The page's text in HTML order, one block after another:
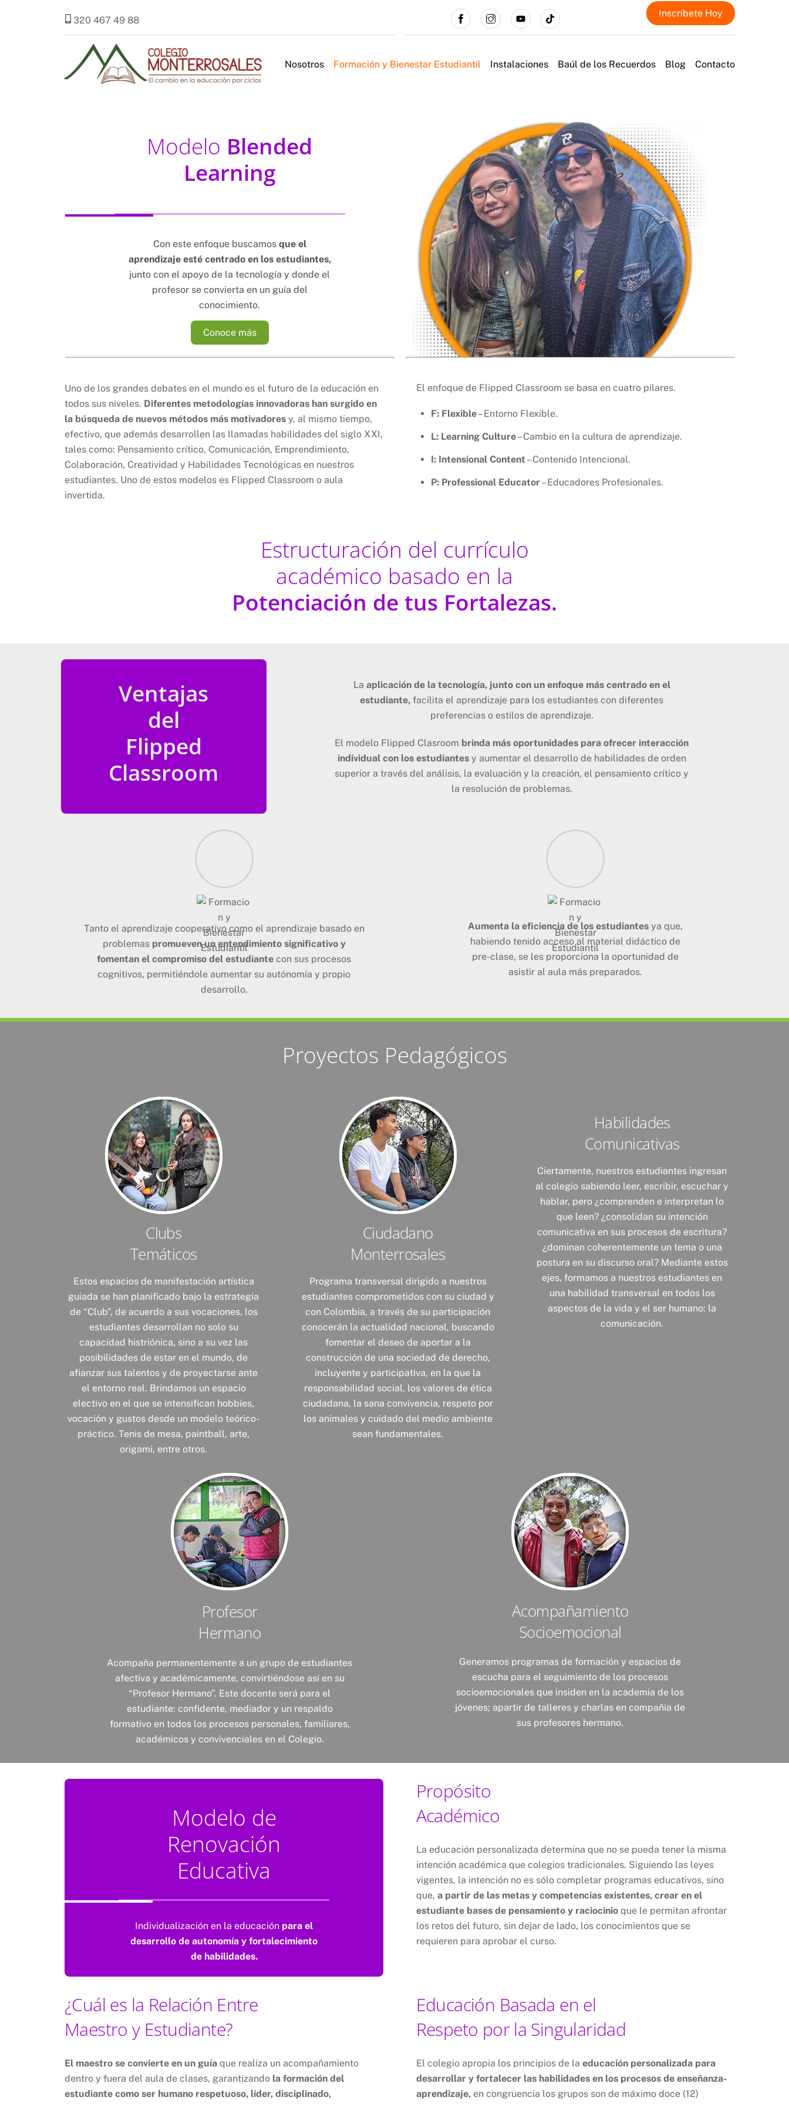
320 467 49 88 FacebookInstagramYoutubeTikTok
Inscríbete Hoy
Nosotros Formación y Bienestar Estudiantil Instalaciones Baúl de los Recuerdos Blog Contacto
Modelo Blended
Learning
Con este enfoque buscamos que el
aprendizaje esté centrado en los estudiantes,
junto con el apoyo de la tecnología y donde el
profesor se convierta en un guía del
conocimiento.
Conoce más
Uno de los grandes debates en el mundo es el futuro de la educación en
todos sus niveles. Diferentes metodologías innovadoras han surgido en
la búsqueda de nuevos métodos más motivadoresy, al mismo tiempo,
efectivo, que además desarrollen las llamadas habilidades del siglo XXI,
tales como: Pensamiento crítico, Comunicación, Emprendimiento,
Colaboración, Creatividad y Habilidades Tecnológicas en nuestros
estudiantes. Uno de estos modelos es Flipped Classroom o aula
invertida.
El enfoque de Flipped Classroom se basa en cuatro pilares.
F: Flexible– Entorno Flexible.
L: Learning Culture– Cambio en la cultura de aprendizaje.
I: Intensional Content – Contenido Intencional.
P: Professional Educator– Educadores Profesionales.
Estructuración del currículo
académico basado en la
Potenciación de tus Fortalezas.
Ventajas
del
Flipped
Classroom
La aplicación de la tecnología, junto con un enfoque más centrado en el
estudiante, facilita el aprendizaje para los estudiantes con diferentes
preferencias o estilos de aprendizaje.
El modelo Flipped Clasroom brinda más oportunidades para ofrecer interacción
individual con los estudiantesy aumentar el desarrollo de habilidades de orden
superior a través del análisis, la evaluación y la creación, el pensamiento crítico y
la resolución de problemas.
Tanto el aprendizaje cooperativo como el aprendizaje basado en
problemas promueven un entendimiento significativo y
fomentan el compromiso del estudiante con sus procesos
cognitivos, permitiéndole aumentar su autónomía y propio
desarrollo.
Aumenta la eficiencia de los estudiantes ya que,
habiendo tenido acceso al material didáctico de
pre-clase, se les proporciona la oportunidad de
asistir al aula más preparados.
Proyectos Pedagógicos
Clubs
Temáticos
Estos espacios de manifestación artística
guiada se han planificado bajo la estrategia
de “Club”, de acuerdo a sus vocaciones, los
estudiantes desarrollan no solo su
capacidad histriónica, sino a su vez las
posibilidades de estar en el mundo, de
afianzar sus talentos y de proyectarse ante
el entorno real. Brindamos un espacio
electivo en el que se intensifican hobbies,
vocación y gustos desde un modelo teórico-
práctico. Tenis de mesa, paintball, arte,
origami, entre otros.
Ciudadano
Monterrosales
Programa transversal dirigido a nuestros
estudiantes comprometidos con su ciudad y
con Colombia, a través de su participación
conocerán la actualidad nacional, buscando
fomentar el deseo de aportar a la
construcción de una sociedad de derecho,
incluyente y participativa, en la que la
responsabilidad social, los valores de ética
ciudadana, la sana convivencia, respeto por
los animales y cuidado del medio ambiente
sean fundamentales.
Habilidades
Comunicativas
Ciertamente, nuestros estudiantes ingresan
al colegio sabiendo leer, escribir, escuchar y
hablar, pero ¿comprenden e interpretan lo
que leen? ¿consolidan su intención
comunicativa en sus procesos de escritura?
¿dominan coherentemente un tema o una
postura en su discurso oral? Mediante estos
ejes, formamos a nuestros estudiantes en
una habilidad transversal en todos los
aspectos de la vida y el ser humano: la
comunicación.
Profesor
Hermano
Acompaña permanentemente a un grupo de estudiantes
afectiva y académicamente, convirtiéndose así en su
“Profesor Hermano”. Este docente será para el
estudiante: confidente, mediador y un respaldo
formativo en todos los procesos personales, familiares,
académicos y convivenciales en el Colegio.
Acompañamiento
Socioemocional
Generamos programas de formación y espacios de
escucha para el seguimiento de los procesos
socioemocionales que insiden en la academia de los
jóvenes; apartir de talleres y charlas en compañia de
sus profesores hermano.
Modelo de
Renovación
Educativa
Individualización en la educación para el
desarrollo de autonomía y fortalecimiento
de habilidades.
Propósito
Académico
La educación personalizada determina que no se pueda tener la misma
intención académica que colegios tradicionales. Siguiendo las leyes
vigentes, la intención no es sólo completar programas educativos, sino
que, a partir de las metas y competencias existentes, crear en el
estudiante bases de pensamiento y raciocinioque le permitan afrontar
los retos del futuro, sin dejar de lado, los conocimientos que se
requieren para aprobar el curso.
¿Cuál es la Relación Entre
Maestro y Estudiante?
El maestro se convierte en un guíaque realiza un acompañamiento
dentro y fuera del aula de clases, garantizando la formación del
estudiante como ser humano respetuoso, líder, disciplinado,
Educación Basada en el
Respeto por la Singularidad
El colegio apropia los principios de la educación personalizada para
desarrollar y fortalecer las habilidades en los procesos de enseñanza-
aprendizaje,en congruencia los grupos son de máximo doce (12)